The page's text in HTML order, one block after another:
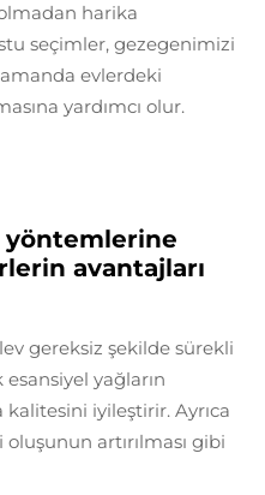
harika
seçimler, gezegenimizi
evlerdeki
yardımcı olur.
yöntemlerine
avantajları
gereksiz şekilde sürekli
esansiyel yağların
iyileştirir. Ayrıca
artırılması gibi